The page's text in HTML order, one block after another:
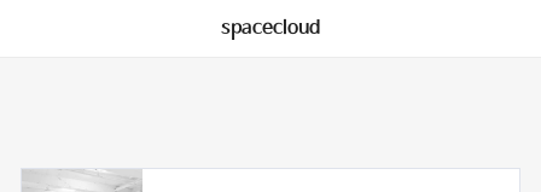
spacecloud